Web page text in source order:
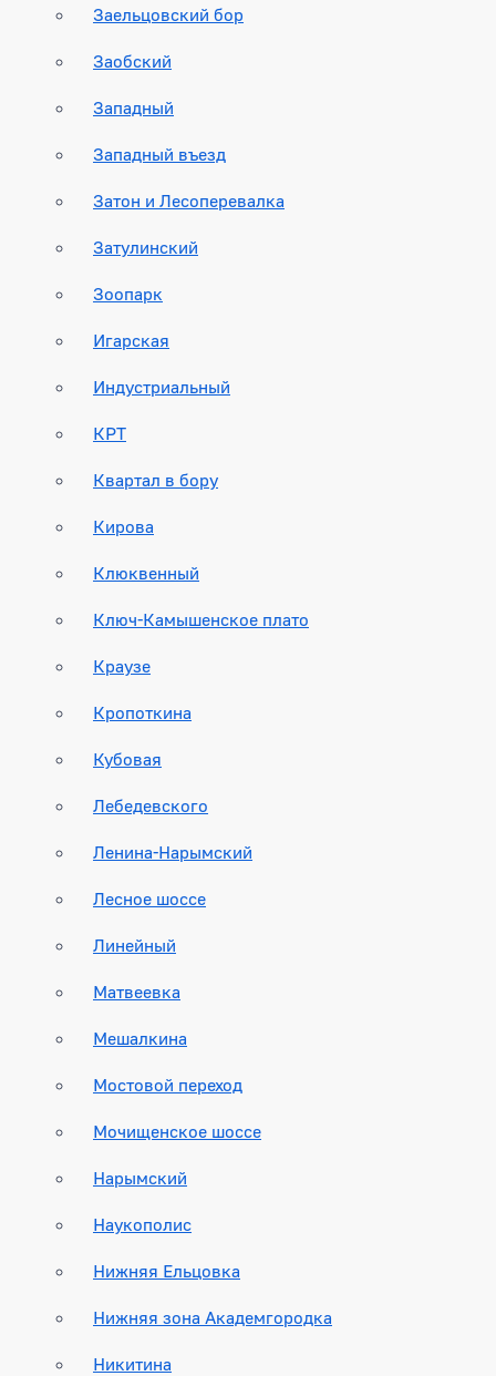
Заельцовский бор
Заобский
Западный
Западный въезд
Затон и Лесоперевалка
Затулинский
Зоопарк
Игарская
Индустриальный
КРТ
Квартал в бору
Кирова
Клюквенный
Ключ-Камышенское плато
Краузе
Кропоткина
Кубовая
Лебедевского
Ленина-Нарымский
Лесное шоссе
Линейный
Матвеевка
Мешалкина
Мостовой переход
Мочищенское шоссе
Нарымский
Наукополис
Нижняя Ельцовка
Нижняя зона Академгородка
Никитина